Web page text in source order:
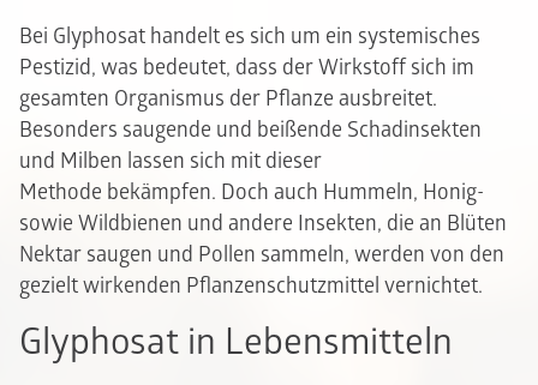
Bei Glyphosat handelt es sich um ein systemisches
Pestizid, was bedeutet, dass der Wirkstoff sich im
gesamten Organismus der Pflanze ausbreitet.
Besonders saugende und beißende Schadinsekten
und Milben lassen sich mit dieser
Methode bekämpfen. Doch auch Hummeln, Honig-
sowie Wildbienen und andere Insekten, die an Blüten
Nektar saugen und Pollen sammeln, werden von den
gezielt wirkenden Pflanzenschutzmittel vernichtet.
Glyphosat in Lebensmitteln